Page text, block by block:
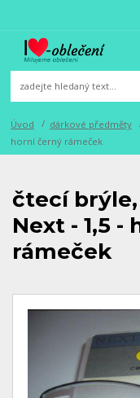
Úvod dárkové předměty
horní černý rámeček
čtecí
Next - 1,5
rámeček